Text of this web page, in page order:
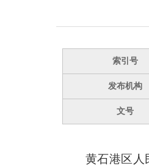
索引号
发布机构
文号
黄石港区人